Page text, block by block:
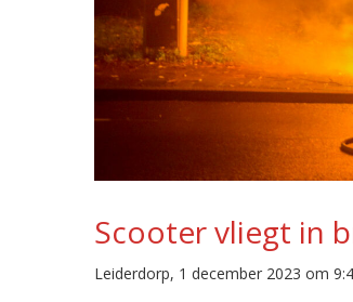
Scooter vliegt in
Leiderdorp, 1 december 2023 om